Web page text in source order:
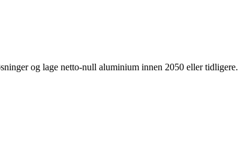
og lage netto-null aluminium innen 2050 eller tidligere.